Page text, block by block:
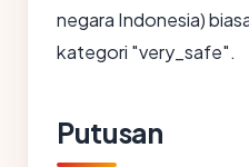
negara Indonesia)
kategori "very_safe".
Putusan